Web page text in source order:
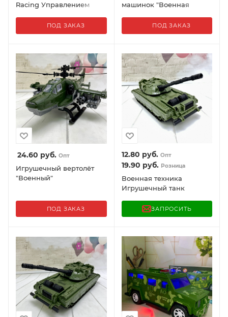
Racing Управлением
элементов, 266 см + 2
машинки
ПОД ЗАКАЗ
машинок "Военная
ПОД ЗАКАЗ
24.60 руб. Опт
Игрушечный вертолёт
"Военный"
ПОД ЗАКАЗ
12.80 руб. Опт
19.90 руб. Розница
Военная техника
Игрушечный танк
ЗАПРОСИТЬ